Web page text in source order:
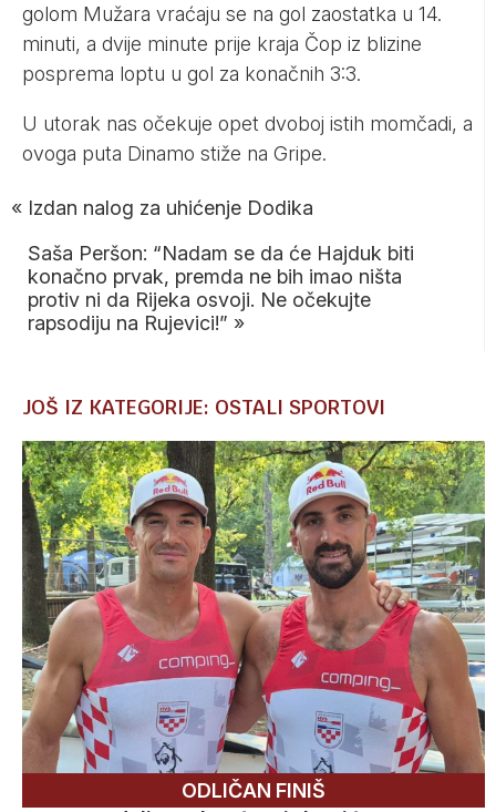
golom Mužara vraćaju se na gol zaostatka u 14.
minuti, a dvije minute prije kraja Čop iz blizine
posprema loptu u gol za konačnih 3:3.
U utorak nas očekuje opet dvoboj istih momčadi, a
ovoga puta Dinamo stiže na Gripe.
« Izdan nalog za uhićenje Dodika
Saša Peršon: “Nadam se da će Hajduk biti
konačno prvak, premda ne bih imao ništa
protiv ni da Rijeka osvoji. Ne očekujte
rapsodiju na Rujevici!” »
JOŠ IZ KATEGORIJE: OSTALI SPORTOVI
ODLIČAN FINIŠ